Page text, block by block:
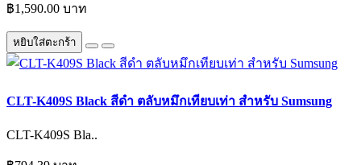
฿1,590.00 บาท
หยิบใส่ตะกร้า
CLT-K409S Black สีดำ ตลับหมึกเทียบเท่า สำหรับ Sumsung
CLT-K409S Bla..